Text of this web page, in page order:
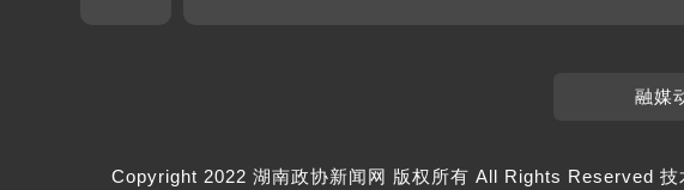
融媒
Copyright 2022 湖南政协新闻网 版权所有 All Rights Reserved 技